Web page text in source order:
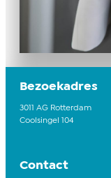
Bezoekadres
3011 AG Rotterdam
Coolsingel 104
Contact